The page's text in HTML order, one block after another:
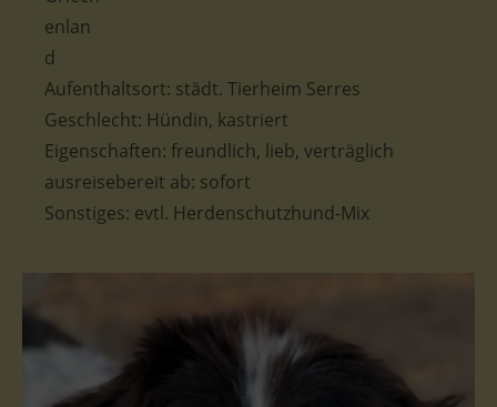
Aufenthaltsort: städt. Tierheim Serres
Geschlecht: Hündin, kastriert
Eigenschaften: freundlich, lieb, verträglich
ausreisebereit ab: sofort
Sonstiges: evtl. Herdenschutzhund-Mix